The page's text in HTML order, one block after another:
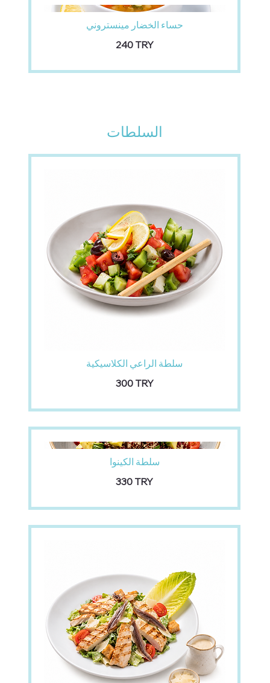
حساء الخضار مينستروني
‏240 TRY
السلطات
سلطة الراعي الكلاسيكية
‏300 TRY
سلطة الكينوا
‏330 TRY